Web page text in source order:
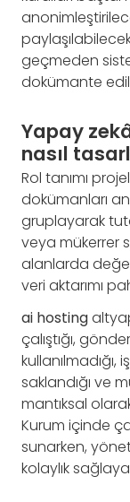
geçmeden
dokümante
Yapay
nasıl
Rol tanımı
dokümanları
gruplayarak
veya mükerrer
alanlarda
veri aktarımı
ai hosting
çalıştığı,
kullanılmadığı,
saklandığı ve
mantıksal
Kurum içinde
sunarken,
kolaylık